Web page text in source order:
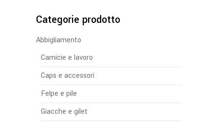
del
Categorie prodotto
Abbigliamento
Camicie e lavoro
Caps e accessori
Felpe e pile
Giacche e gilet